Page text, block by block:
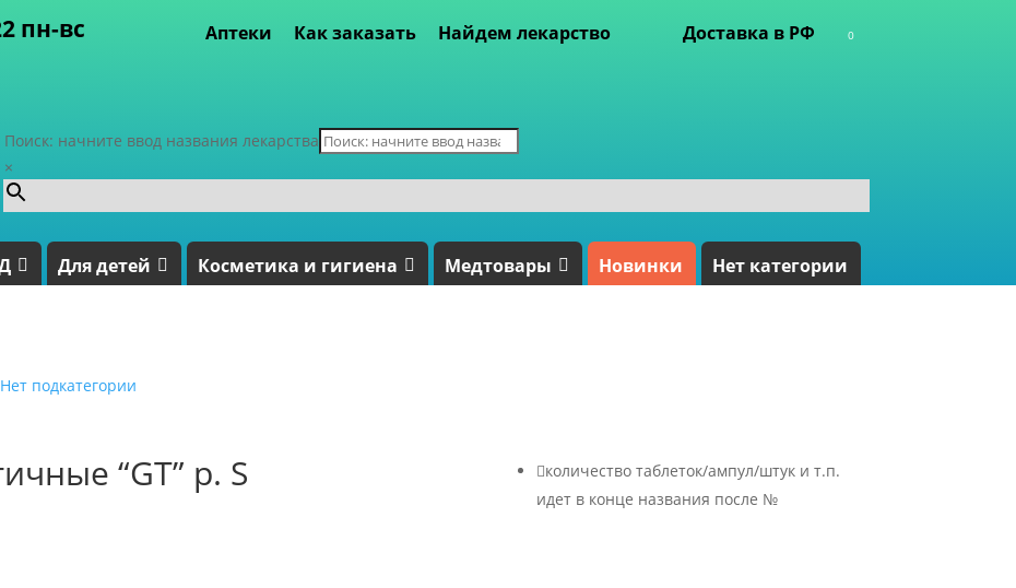
пн-вс Аптеки Как заказать Найдем лекарство Доставка в РФ 0
Поиск: начните ввод названия лекарства
×
Для детей Косметика и гигиена Медтовары Новинки Нет категории
Нет подкатегории
“GT” р. S количество таблеток/ампул/штук и т.п.
идет в конце названия после №